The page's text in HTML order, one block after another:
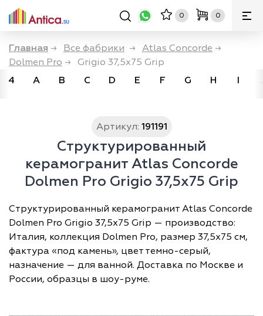
0 0
Главная → Все фабрики → Atlas Concorde →
Dolmen Pro →
Grigio 37,5x75 Grip
4
A B C D E F G H I
Артикул: 191191
Структурированный
керамогранит Atlas Concorde
Dolmen Pro Grigio 37,5x75 Grip
Структурированный керамогранит Atlas Concorde
Dolmen Pro Grigio 37,5x75 Grip — производство:
Италия, коллекция Dolmen Pro, размер 37,5х75 см,
фактура «под камень», цвет темно-серый,
назначение — для ванной. Доставка по Москве и
России, образцы в шоу-руме.